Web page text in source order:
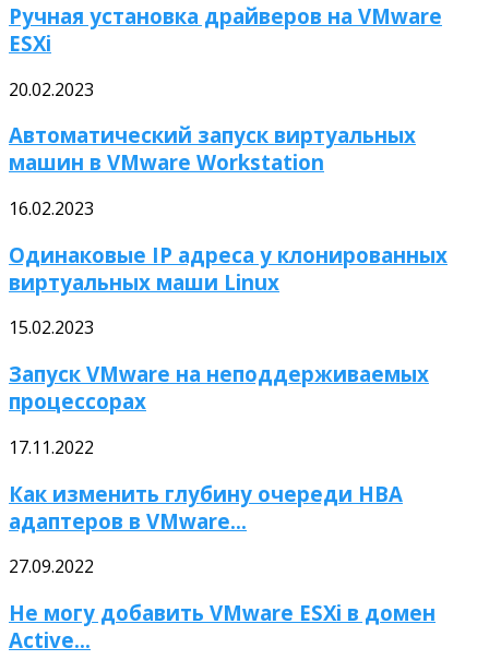
Ручная установка драйверов на VMware
ESXi
20.02.2023
Автоматический запуск виртуальных
машин в VMware Workstation
16.02.2023
Одинаковые IP адреса у клонированных
виртуальных маши Linux
15.02.2023
Запуск VMware на неподдерживаемых
процессорах
17.11.2022
Как изменить глубину очереди HBA
адаптеров в VMware...
27.09.2022
Не могу добавить VMware ESXi в домен
Active...